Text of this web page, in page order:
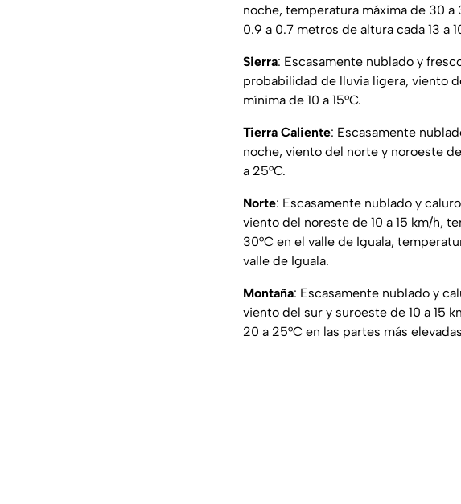
noche, temperatura máxima de 30
0.9 a 0.7 metros de altura cada 13 a
Sierra: Escasamente nublado y
probabilidad de lluvia ligera, viento
mínima de 10 a 15°C.
Tierra Caliente: Escasamente
noche, viento del norte y noroeste
a 25°C.
Norte: Escasamente nublado y
viento del noreste de 10 a 15 km/h,
30°C en el valle de Iguala,
valle de Iguala.
Montaña: Escasamente nublado y
viento del sur y suroeste de 10 a 15
20 a 25°C en las partes más